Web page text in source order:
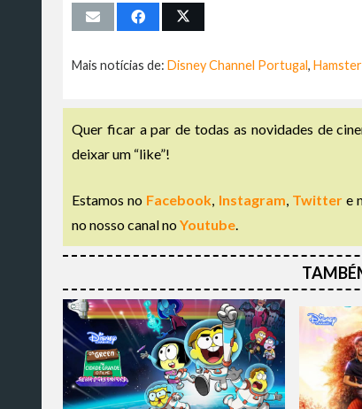
Mais notícias de: Disney Channel Portugal,
Quer ficar a par de todas as novidades de
deixar um “like”!
Estamos no Facebook, Instagram, Twittere
no nosso canal noYoutube.